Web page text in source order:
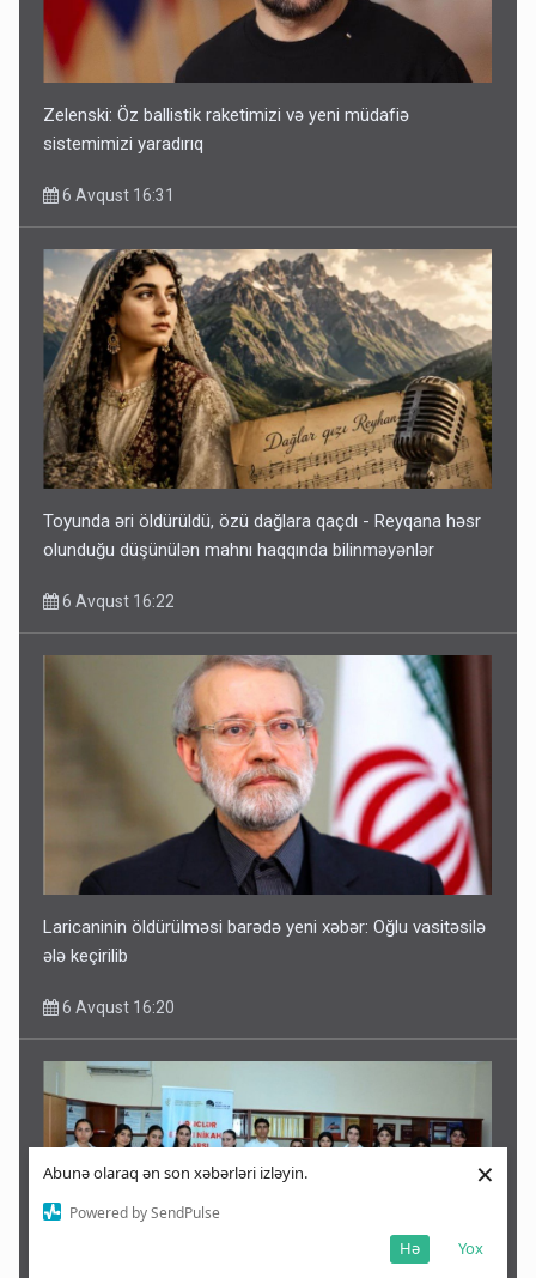
Abunə olaraq ən son xəbərləri izləyin.
Powered by SendPulse
Yox
Hə
×
Zelenski: Öz ballistik raketimizi və yeni müdafiə
sistemimizi yaradırıq
6 Avqust 16:31
Toyunda əri öldürüldü, özü dağlara qaçdı - Reyqana həsr
olunduğu düşünülən mahnı haqqında bilinməyənlər
6 Avqust 16:22
Laricaninin öldürülməsi barədə yeni xəbər: Oğlu vasitəsilə
ələ keçirilib
6 Avqust 16:20